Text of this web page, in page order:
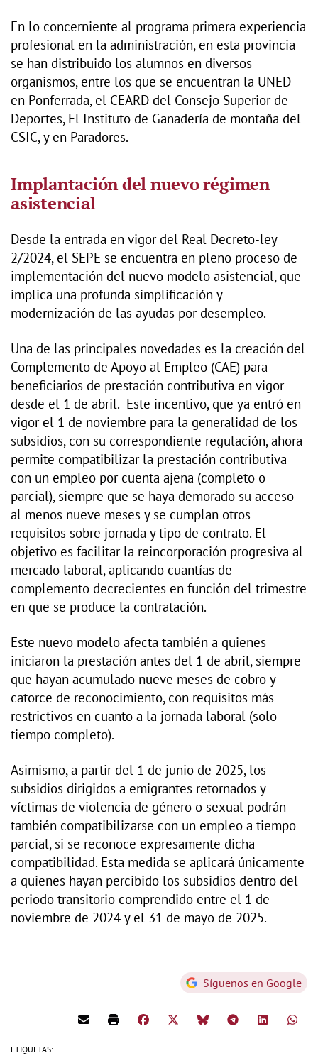
En lo concerniente al programa primera experiencia
profesional en la administración, en esta provincia
se han distribuido los alumnos en diversos
organismos, entre los que se encuentran la UNED
en Ponferrada, el CEARD del Consejo Superior de
Deportes, El Instituto de Ganadería de montaña del
CSIC, y en Paradores.
Implantación del nuevo régimen
asistencial
Desde la entrada en vigor del Real Decreto-ley
2/2024, el SEPE se encuentra en pleno proceso de
implementación del nuevo modelo asistencial, que
implica una profunda simplificación y
modernización de las ayudas por desempleo.
Una de las principales novedades es la creación del
Complemento de Apoyo al Empleo (CAE) para
beneficiarios de prestación contributiva en vigor
desde el 1 de abril. Este incentivo, que ya entró en
vigor el 1 de noviembre para la generalidad de los
subsidios, con su correspondiente regulación, ahora
permite compatibilizar la prestación contributiva
con un empleo por cuenta ajena (completo o
parcial), siempre que se haya demorado su acceso
al menos nueve meses y se cumplan otros
requisitos sobre jornada y tipo de contrato. El
objetivo es facilitar la reincorporación progresiva al
mercado laboral, aplicando cuantías de
complemento decrecientes en función del trimestre
en que se produce la contratación.
Este nuevo modelo afecta también a quienes
iniciaron la prestación antes del 1 de abril, siempre
que hayan acumulado nueve meses de cobro y
catorce de reconocimiento, con requisitos más
restrictivos en cuanto a la jornada laboral (solo
tiempo completo).
Asimismo, a partir del 1 de junio de 2025, los
subsidios dirigidos a emigrantes retornados y
víctimas de violencia de género o sexual podrán
también compatibilizarse con un empleo a tiempo
parcial, si se reconoce expresamente dicha
compatibilidad. Esta medida se aplicará únicamente
a quienes hayan percibido los subsidios dentro del
periodo transitorio comprendido entre el 1 de
noviembre de 2024 y el 31 de mayo de 2025.
Síguenos en Google
ETIQUETAS: